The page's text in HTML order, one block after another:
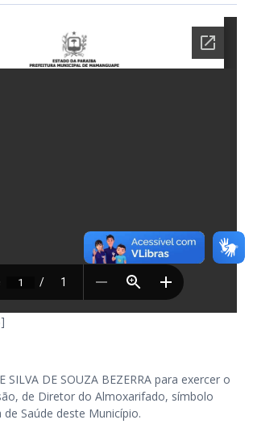
SILVA DE SOUZA BEZERRA para exercer o
de Diretor do Almoxarifado, símbolo
de Saúde deste Município.